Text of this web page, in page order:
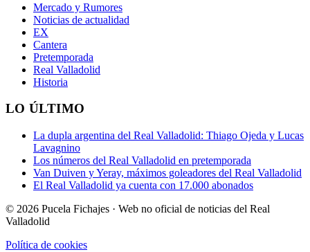
Mercado y Rumores
Noticias de actualidad
EX
Cantera
Pretemporada
Real Valladolid
Historia
LO ÚLTIMO
La dupla argentina del Real Valladolid: Thiago Ojeda y Lucas
Lavagnino
Los números del Real Valladolid en pretemporada
Van Duiven y Yeray, máximos goleadores del Real Valladolid
El Real Valladolid ya cuenta con 17.000 abonados
© 2026 Pucela Fichajes · Web no oficial de noticias del Real
Valladolid
Política de cookies